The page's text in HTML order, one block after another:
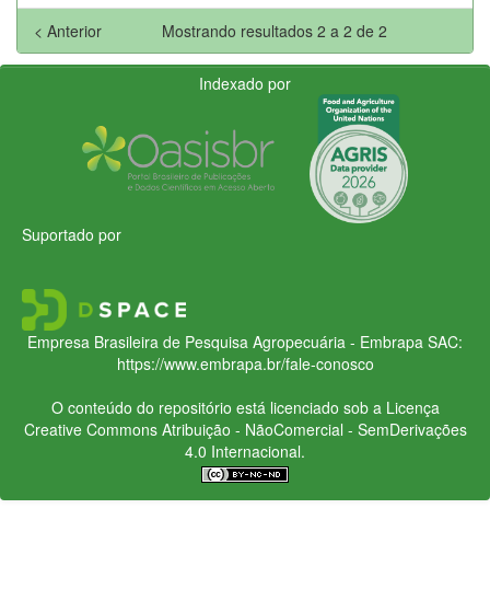
Mostrando resultados 2 a 2 de 2
< Anterior
Indexado por
Suportado por
Empresa Brasileira de Pesquisa Agropecuária - Embrapa SAC:
https://www.embrapa.br/fale-conosco
O conteúdo do repositório está licenciado sob a Licença
Creative CommonsAtribuição - NãoComercial - SemDerivações
4.0 Internacional.